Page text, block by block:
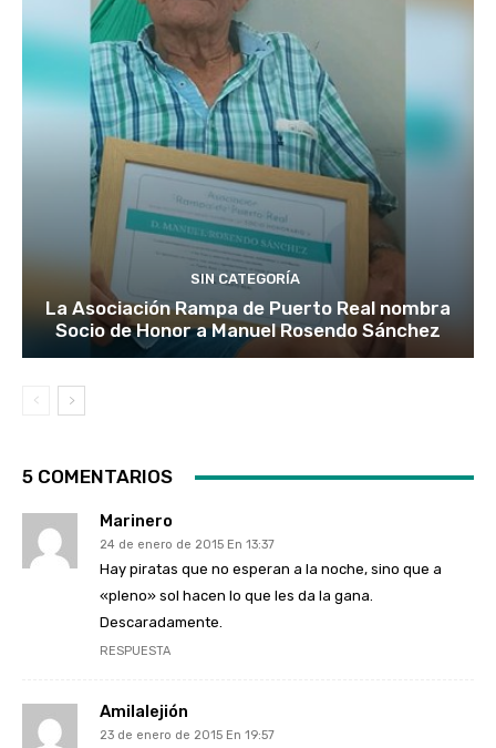
SIN CATEGORÍA
La Asociación Rampa de Puerto Real nombra
Socio de Honor a Manuel Rosendo Sánchez
5 COMENTARIOS
Marinero
24 de enero de 2015 En 13:37
Hay piratas que no esperan a la noche, sino que a
«pleno» sol hacen lo que les da la gana.
Descaradamente.
RESPUESTA
Amilalejión
23 de enero de 2015 En 19:57